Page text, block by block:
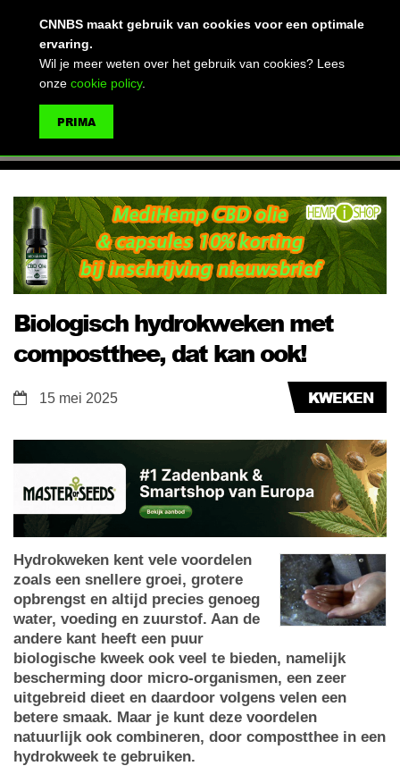
Biologisch hydrokweken met
compostthee, dat kan ook!
KWEKEN
15 mei 2025
Hydrokweken kent vele voordelen
zoals een snellere groei, grotere
opbrengst en altijd precies genoeg
water, voeding en zuurstof. Aan de
andere kant heeft een puur
biologische kweek ook veel te bieden, namelijk
bescherming door micro-organismen, een zeer
uitgebreid dieet en daardoor volgens velen een
betere smaak. Maar je kunt deze voordelen
natuurlijk ook combineren, door compostthee in een
hydrokweek te gebruiken.
CNNBS maakt gebruik van cookies voor een optimale
ervaring.
Wil je meer weten over het gebruik van cookies? Lees
onze cookie policy.
PRIMA